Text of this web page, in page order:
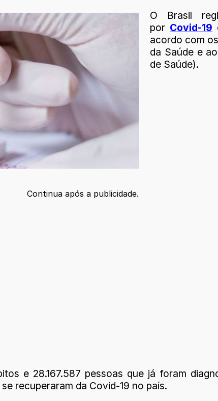
O Brasil
por Covid-19
acordo com
da Saúde e
de Saúde).
Continua após a publicidade.
e 28.167.587 pessoas que já foram
recuperaram da Covid-19 no país.